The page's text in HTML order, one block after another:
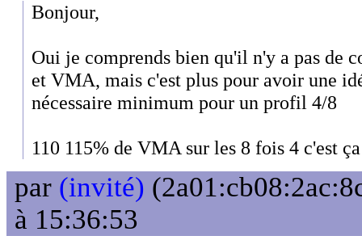
Bonjour,
Oui je comprends bien qu'il n'y a pas de
et VMA, mais c'est plus pour avoir une
nécessaire minimum pour un profil 4/8
110 115% de VMA sur les 8 fois 4 c'est
par (invité)
à 15:36:53